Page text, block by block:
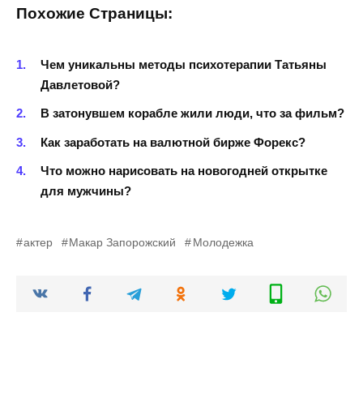
Похожие Страницы:
Чем уникальны методы психотерапии Татьяны
Давлетовой?
В затонувшем корабле жили люди, что за фильм?
Как заработать на валютной бирже Форекс?
Что можно нарисовать на новогодней открытке
для мужчины?
актер Макар Запорожский Молодежка